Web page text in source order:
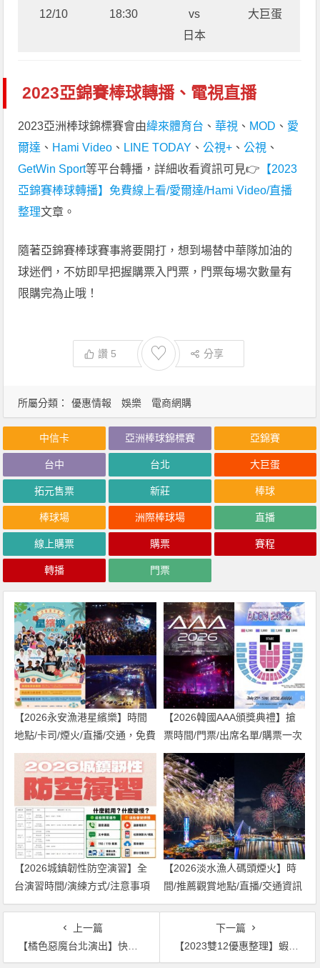
12/10 18:30
vs
日本
大巨蛋
2023亞錦賽棒球轉播、電視直播
2023亞洲棒球錦標賽會由緯來體育台 、華視 、 MOD 、 愛
爾達 、 Hami Video 、 LINE TODAY 、公視+ 、公視 、
GetWin Sport等平台轉播，詳細收看資訊可見👉 【2023
亞錦賽棒球轉播】免費線上看/愛爾達/Hami Video/直播
整理文章。
隨著亞錦賽棒球賽事將要開打，想到場替中華隊加油的
球迷們，不妨即早把握購票入門票，門票每場次數量有
限購完為止哦！
讚 5 ♡ 分享
所屬分類： 優惠情報 娛樂 電商網購
中信卡 亞洲棒球錦標賽 亞錦賽
台中 台北 大巨蛋
拓元售票 新莊 棒球
棒球場 洲際棒球場 直播
線上購票 購票 賽程
轉播 門票
【2026永安漁港星繽樂】時間
地點/卡司/煙火/直播/交通，免費
入場！
【2026韓國AAA頒獎典禮】搶
票時間/門票/出席名單/購票一次
看！
【2026城鎮韌性防空演習】全
台演習時間/演練方式/注意事項
一次看！
【2026淡水漁人碼頭煙火】時
間/推薦觀賞地點/直播/交通資訊
一次看！
上一篇
【橘色惡魔台北演出】快閃表演時間/地點/直播整理，北一女、西門町登場！
下一篇
【2023雙12優惠整理】蝦皮/MOMO/PChome/7-11/電信活動一次看！